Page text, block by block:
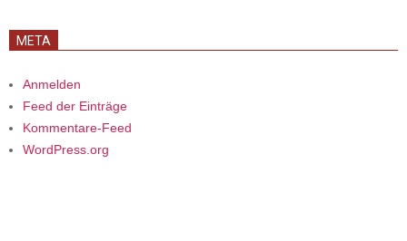
META
Anmelden
Feed der Einträge
Kommentare-Feed
WordPress.org